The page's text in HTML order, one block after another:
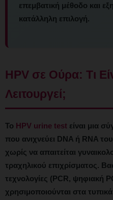
επεμβατική μέθοδο και
κατάλληλη επιλογή.
HPV σε Ούρα: Τι
Λειτουργεί;
Το HPV urine test είναι μια
που ανιχνεύει DNA ή RNA
χωρίς να απαιτείται
τραχηλικού επιχρίσματος.
τεχνολογίες (PCR, ψηφιακή
χρησιμοποιούνται στα